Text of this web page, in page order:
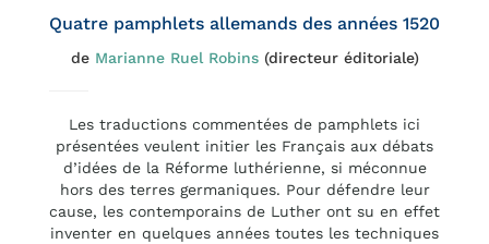
Quatre pamphlets allemands des années 1520
de Marianne Ruel Robins(directeur éditoriale)
Les traductions commentées de pamphlets ici
présentées veulent initier les Français aux débats
d’idées de la Réforme luthérienne, si méconnue
hors des terres germaniques. Pour défendre leur
cause, les contemporains de Luther ont su en effet
inventer en quelques années toutes les techniques